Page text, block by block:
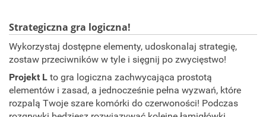
Strategiczna gra logiczna!
Wykorzystaj dostępne elementy, udoskonalaj strategię,
zostaw przeciwników w tyle i sięgnij po zwycięstwo!
Projekt L to gra logiczna zachwycająca prostotą
elementów i zasad, a jednocześnie pełna wyzwań, które
rozpalą Twoje szare komórki do czerwoności! Podczas